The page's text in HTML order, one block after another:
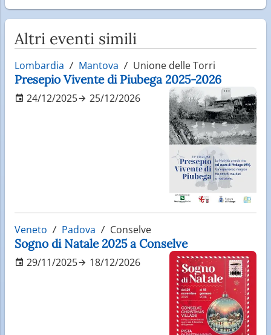
Altri eventi simili
Lombardia Mantova Unione delle Torri
Presepio Vivente di Piubega 2025-2026
24/12/2025 25/12/2026
Veneto Padova Conselve
Sogno di Natale 2025 a Conselve
29/11/2025 18/12/2026